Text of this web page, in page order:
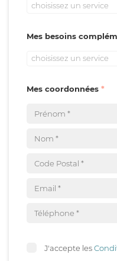
choisissez un service
Mes besoins
choisissez un service
Mes coordonnées
J'accepte les